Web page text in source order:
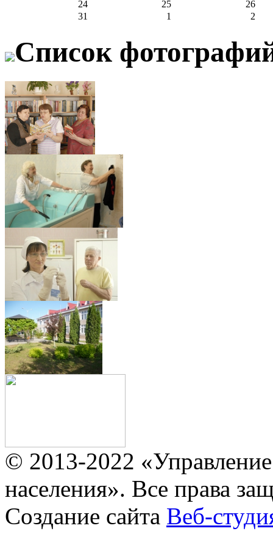
24
25
26
31
1 2
Список
© 2013-2022
населения». Все права
Создание сайта Веб-